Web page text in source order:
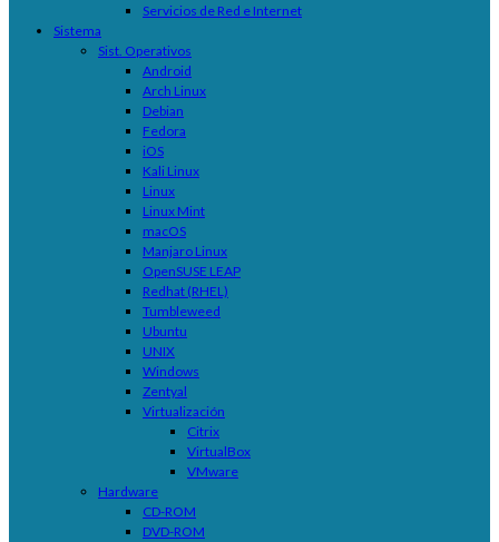
Servicios de Red e Internet
Sistema
Sist. Operativos
Android
Arch Linux
Debian
Fedora
iOS
Kali Linux
Linux
Linux Mint
macOS
Manjaro Linux
OpenSUSE LEAP
Redhat (RHEL)
Tumbleweed
Ubuntu
UNIX
Windows
Zentyal
Virtualización
Citrix
VirtualBox
VMware
Hardware
CD-ROM
DVD-ROM